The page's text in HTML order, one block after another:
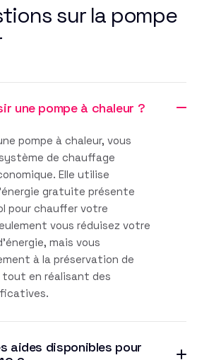
sur la pompe
une pompe à chaleur ?
pompe à chaleur, vous
de chauffage
Elle utilise
gratuite présente
pour chauffer votre
vous réduisez votre
mais vous
à la préservation de
en réalisant des
aides disponibles pour